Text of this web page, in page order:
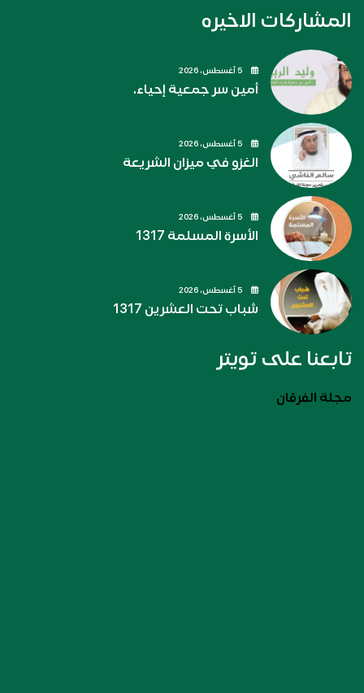
المشاركات الاخيره
أمين سر جمعية إحياء.
الغزو في ميزان الشريعة
الأسرة المسلمة 1317
شباب تحت العشرين 1317
تابعنا على تويتر
مجلة الفرقان